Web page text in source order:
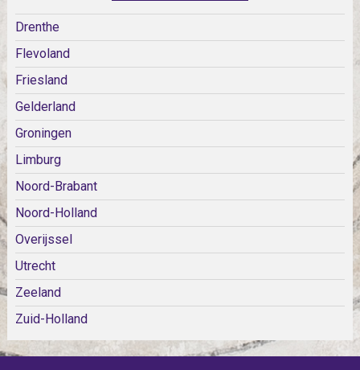
Drenthe
Flevoland
Friesland
Gelderland
Groningen
Limburg
Noord-Brabant
Noord-Holland
Overijssel
Utrecht
Zeeland
Zuid-Holland